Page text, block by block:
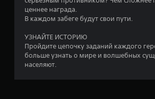
ценнее награда.
В каждом забеге будут свои пути.
УЗНАЙТЕ ИСТОРИЮ
Пройдите цепочку заданий каждого
больше узнать о мире и волшебных
населяют.